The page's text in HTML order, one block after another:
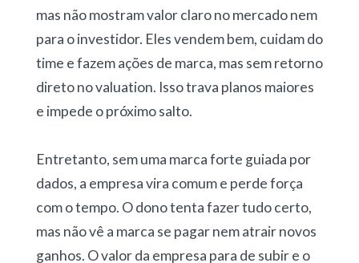
mas não mostram valor claro no mercado nem
para o investidor. Eles vendem bem, cuidam do
time e fazem ações de marca, mas sem retorno
direto no valuation. Isso trava planos maiores
e impede o próximo salto.
Entretanto, sem uma marca forte guiada por
dados, a empresa vira comum e perde força
com o tempo. O dono tenta fazer tudo certo,
mas não vê a marca se pagar nem atrair novos
ganhos. O valor da empresa para de subir e o